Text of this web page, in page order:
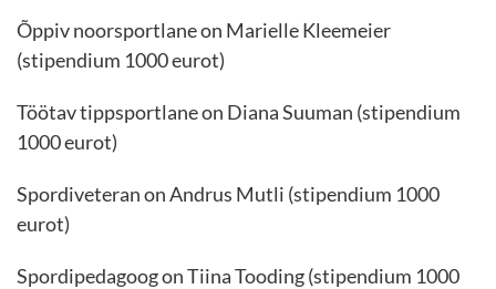
Õppiv noorsportlane on Marielle Kleemeier
(stipendium 1000 eurot)
Töötav tippsportlane on Diana Suuman (stipendium
1000 eurot)
Spordiveteran on Andrus Mutli (stipendium 1000
eurot)
Spordipedagoog on Tiina Tooding (stipendium 1000